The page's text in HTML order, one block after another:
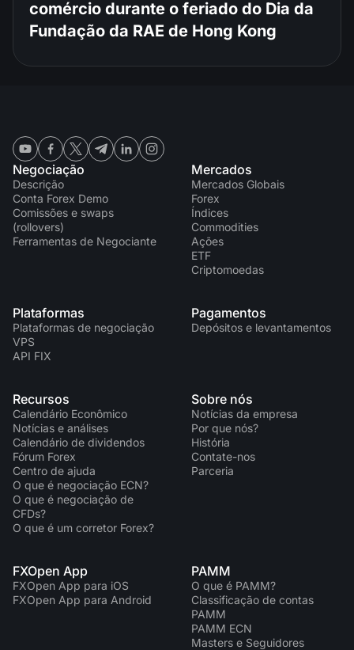
comércio durante o feriado do Dia da
Fundação da RAE de Hong Kong
Negociação
Descrição
Conta Forex Demo
Comissões e swaps
(rollovers)
Ferramentas de Negociante
Mercados
Mercados Globais
Forex
Índices
Commodities
Ações
ETF
Criptomoedas
Plataformas
Plataformas de negociação
VPS
API FIX
Pagamentos
Depósitos e levantamentos
Recursos
Calendário Econômico
Notícias e análises
Calendário de dividendos
Fórum Forex
Centro de ajuda
O que é negociação ECN?
O que é negociação de
CFDs?
O que é um corretor Forex?
Sobre nós
Notícias da empresa
Por que nós?
História
Contate-nos
Parceria
FXOpen App
FXOpen App para iOS
FXOpen App para Android
PAMM
O que é PAMM?
Classificação de contas
PAMM
PAMM ECN
Masters e Seguidores